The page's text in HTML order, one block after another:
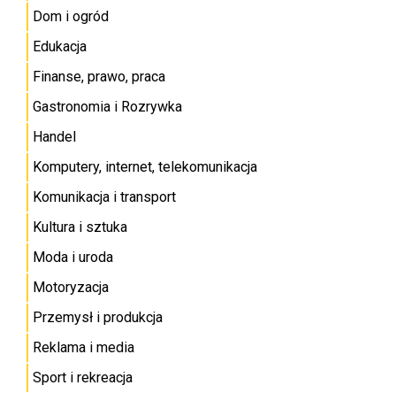
Dom i ogród
Edukacja
Finanse, prawo, praca
Gastronomia i Rozrywka
Handel
Komputery, internet, telekomunikacja
Komunikacja i transport
Kultura i sztuka
Moda i uroda
Motoryzacja
Przemysł i produkcja
Reklama i media
Sport i rekreacja